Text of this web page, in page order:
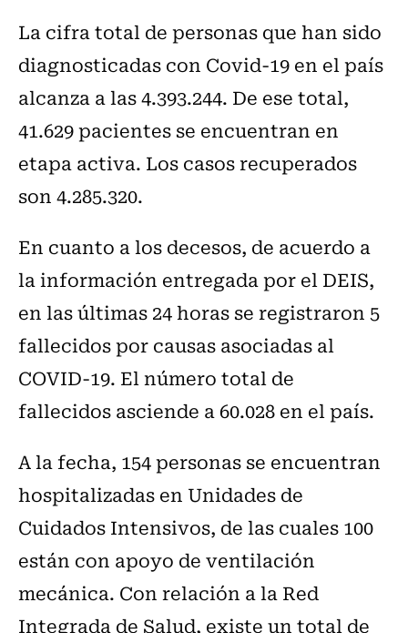
La cifra total de personas que han sido
diagnosticadas con Covid-19 en el país
alcanza a las 4.393.244. De ese total,
41.629 pacientes se encuentran en
etapa activa. Los casos recuperados
son 4.285.320.
En cuanto a los decesos, de acuerdo a
la información entregada por el DEIS,
en las últimas 24 horas se registraron 5
fallecidos por causas asociadas al
COVID-19. El número total de
fallecidos asciende a 60.028 en el país.
A la fecha, 154 personas se encuentran
hospitalizadas en Unidades de
Cuidados Intensivos, de las cuales 100
están con apoyo de ventilación
mecánica. Con relación a la Red
Integrada de Salud, existe un total de